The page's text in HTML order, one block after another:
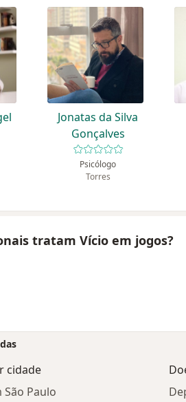
Jonatas da Silva
Gonçalves
Psicólogo
Torres
tratam Vício em jogos?
cidade
Paulo